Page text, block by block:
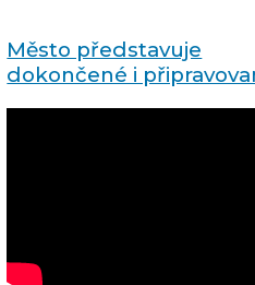
Město představuje
dokončené i